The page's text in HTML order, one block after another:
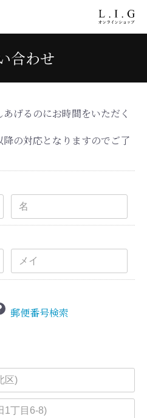
合わせ
げるのにお時間をいただく
の対応となりますのでご了
郵便番号検索